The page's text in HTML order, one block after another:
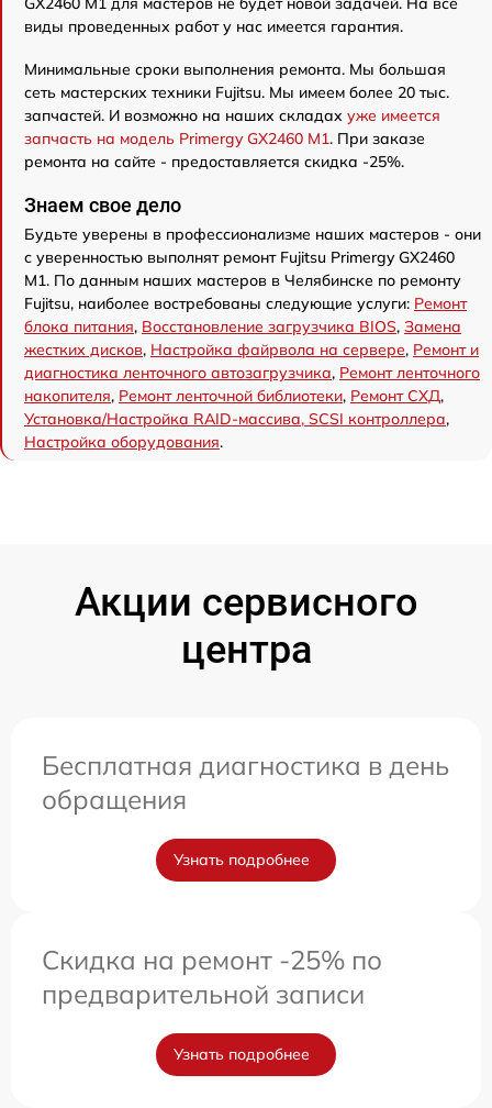
виды проведенных работ у нас имеется гарантия.
Минимальные сроки выполнения ремонта. Мы большая
сеть мастерских техники Fujitsu. Мы имеем более 20 тыс.
запчастей. И возможно на наших складах уже имеется
запчасть на модель Primergy GX2460 M1. При заказе
ремонта на сайте - предоставляется скидка -25%.
Знаем свое дело
Будьте уверены в профессионализме наших мастеров - они
с уверенностью выполнят ремонт Fujitsu Primergy GX2460
M1. По данным наших мастеров в Челябинске по ремонту
Fujitsu, наиболее востребованы следующие услуги: Ремонт
блока питания, Восстановление загрузчика BIOS, Замена
жестких дисков, Настройка файрвола на сервере, Ремонт и
диагностика ленточного автозагрузчика, Ремонт ленточного
накопителя, Ремонт ленточной библиотеки, Ремонт СХД,
Установка/Настройка RAID-массива, SCSI контроллера,
Настройка оборудования.
Акции сервисного
центра
Бесплатная диагностика в день
обращения
Узнать подробнее
Скидка на ремонт -25% по
предварительной записи
Узнать подробнее